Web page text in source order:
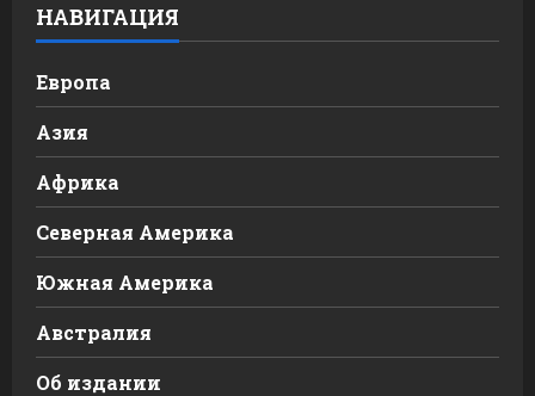
НАВИГАЦИЯ
Европа
Азия
Африка
Северная Америка
Южная Америка
Австралия
Об издании